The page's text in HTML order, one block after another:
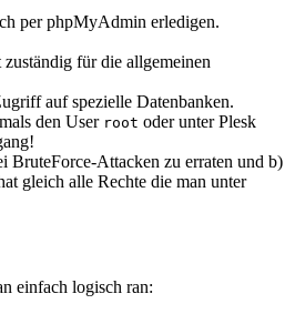
per phpMyAdmin erledigen.
zuständig für die allgemeinen
auf spezielle Datenbanken.
den User root oder unter Plesk
BruteForce-Attacken zu erraten und b)
gleich alle Rechte die man unter
einfach logisch ran: